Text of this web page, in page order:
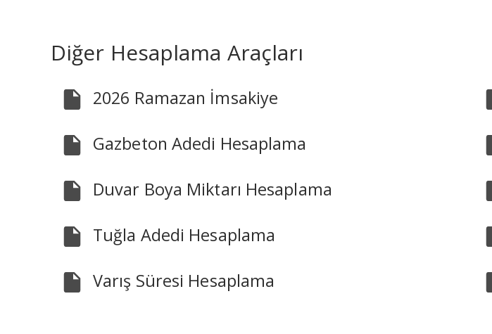
Diğer Hesaplama Araçları
2026 Ramazan İmsakiye
Gazbeton Adedi Hesaplama
Duvar Boya Miktarı Hesaplama
Tuğla Adedi Hesaplama
Varış Süresi Hesaplama